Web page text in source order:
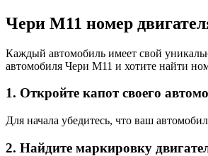
Чери М11 номер
Каждый автомобиль имеет свой
автомобиля Чери М11 и хотите найти
1. Откройте капот своего
Для начала убедитесь, что ваш
2. Найдите маркировку